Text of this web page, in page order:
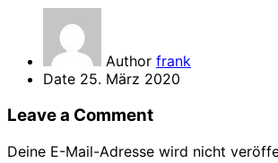
Author frank
Date 25. März 2020
Leave a Comment
Deine E-Mail-Adresse wird nicht